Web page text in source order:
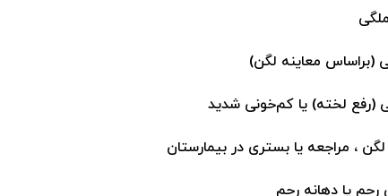
(براساس معاینه لگن)
(رفع لخته) یا کم‌خونی شدید
لگن ، مراجعه یا بستری در بیمارستان
یا دهانه رحم